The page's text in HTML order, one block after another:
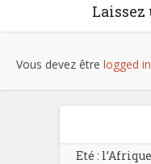
Vous devez être logged in
Eté :